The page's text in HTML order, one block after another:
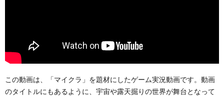
この動画は、「マイクラ」を題材にしたゲーム実況動画です。動画
のタイトルにもあるように、宇宙や露天掘りの世界が舞台となって